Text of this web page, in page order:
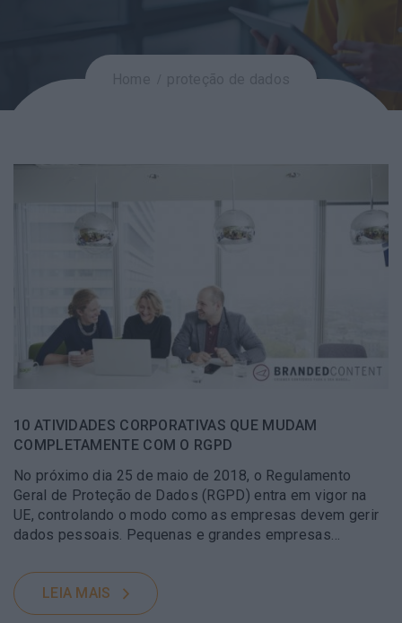
10 ATIVIDADES CORPORATIVAS QUE MUDAM
COMPLETAMENTE COM O RGPD
No próximo dia 25 de maio de 2018, o Regulamento
Geral de Proteção de Dados (RGPD) entra em vigor na
UE, controlando o modo como as empresas devem gerir
dados pessoais. Pequenas e grandes empresas…
LEIA MAIS